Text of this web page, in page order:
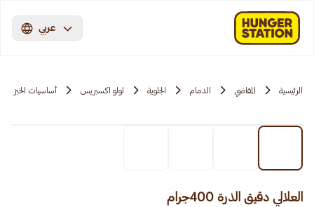
عربي
الرئيسية المقاضي الدمام الجلوية لولو اكسبريس أساسيات الخبز
العلالي دقيق الذرة 400جرام